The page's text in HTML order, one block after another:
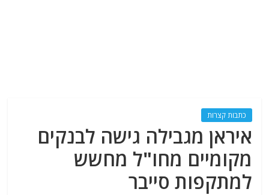
כתבות קצרות
איראן מגבילה גישה לבנקים
מקומיים מחו"ל מחשש
למתקפות סייבר